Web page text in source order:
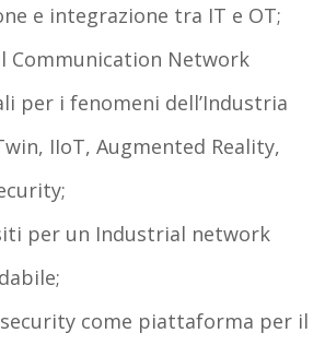
e integrazione tra IT e OT;
Communication Network
per i fenomeni dell’Industria
IIoT, Augmented Reality,
per un Industrial network
come piattaforma per il